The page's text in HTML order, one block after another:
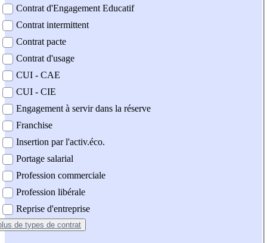
Contrat d'Engagement Educatif
Contrat intermittent
Contrat pacte
Contrat d'usage
CUI - CAE
CUI - CIE
Engagement à servir dans la réserve
Franchise
Insertion par l'activ.éco.
Portage salarial
Profession commerciale
Profession libérale
Reprise d'entreprise
de types de contrat